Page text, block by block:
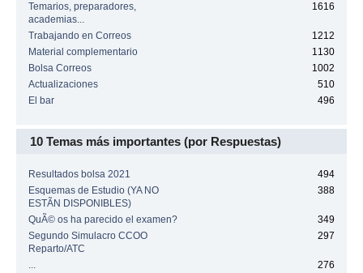
Temarios, preparadores,
academias...
1616
Trabajando en Correos
1212
Material complementario
1130
Bolsa Correos
1002
Actualizaciones
510
El bar
496
10 Temas más importantes (por Respuestas)
Resultados bolsa 2021
494
Esquemas de Estudio (YA NO
ESTÃN DISPONIBLES)
388
QuÃ© os ha parecido el examen?
349
Segundo Simulacro CCOO
Reparto/ATC
297
...
276